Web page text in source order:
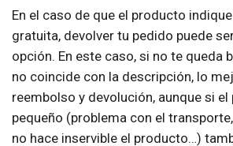
En el caso de que el producto
gratuita, devolver tu pedido puede
opción. En este caso, si no te queda
no coincide con la descripción, lo
reembolso y devolución, aunque si el
pequeño (problema con el
no hace inservible el producto…)